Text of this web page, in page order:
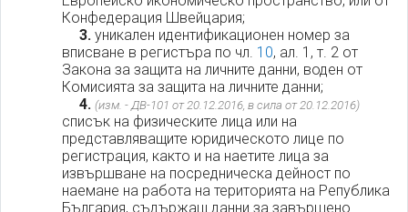
Конфедерация Швейцария;
3.уникален идентификационен номер за
вписване в регистъра по чл. 10, ал. 1, т. 2 от
Закона за защита на личните данни, воден от
Комисията за защита на личните данни;
4. (изм. - ДВ-101 от 20.12.2016, в сила от 20.12.2016)
списък на физическите лица или на
представляващите юридическото лице по
регистрация, както и на наетите лица за
извършване на посредническа дейност по
наемане на работа на територията на Република
България, съдържащ данни за завършено